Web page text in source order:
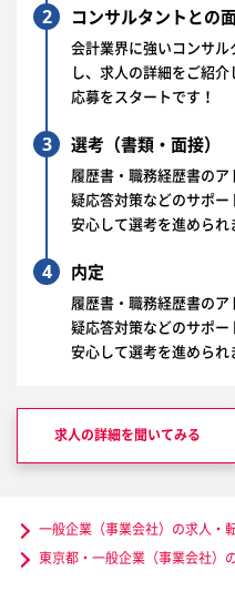
2 コンサルタントとの
会計業界に強いコンサ
し、求人の詳細をご紹介
応募をスタートです！
3 選考（書類・面接）
履歴書・職務経歴書の
疑応答対策などのサポー
安心して選考を進められ
4 内定
履歴書・職務経歴書の
疑応答対策などのサポー
安心して選考を進められ
求人の詳細を聞いてみる
一般企業（事業会社）の求人・
東京都・一般企業（事業会社）